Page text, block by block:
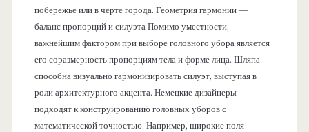
побережье или в черте города. Геометрия гармонии —
баланс пропорций и силуэта Помимо уместности,
важнейшим фактором при выборе головного убора является
его соразмерность пропорциям тела и форме лица. Шляпа
способна визуально гармонизировать силуэт, выступая в
роли архитектурного акцента. Немецкие дизайнеры
подходят к конструированию головных уборов с
математической точностью. Например, широкие поля